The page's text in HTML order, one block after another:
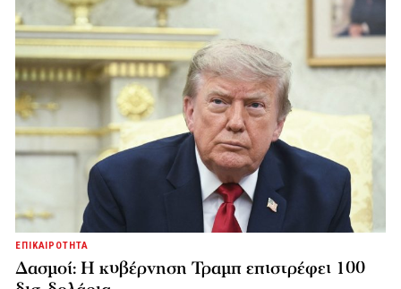
ΕΠΙΚΑΙΡΟΤΗΤΑ
Δασμοί: Η κυβέρνηση Τραμπ επιστρέφει 100